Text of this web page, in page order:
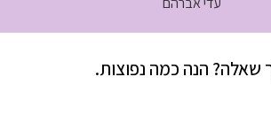
שאלה? הנה כמה נפוצות.